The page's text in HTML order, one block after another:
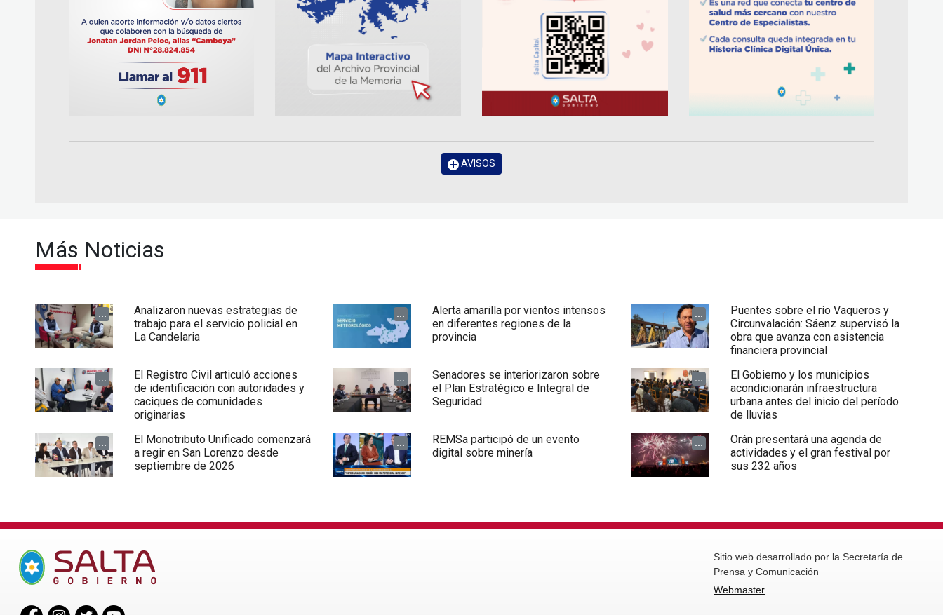
AVISOS
Más Noticias
...
Analizaron nuevas estrategias de
trabajo para el servicio policial en
La Candelaria
...
Alerta amarilla por vientos intensos
en diferentes regiones de la
provincia
...
Puentes sobre el río Vaqueros y
Circunvalación: Sáenz supervisó la
obra que avanza con asistencia
financiera provincial
...
El Registro Civil articuló acciones
de identificación con autoridades y
caciques de comunidades
originarias
...
Senadores se interiorizaron sobre
el Plan Estratégico e Integral de
Seguridad
...
El Gobierno y los municipios
acondicionarán infraestructura
urbana antes del inicio del período
de lluvias
...
El Monotributo Unificado comenzará
a regir en San Lorenzo desde
septiembre de 2026
...
REMSa participó de un evento
digital sobre minería
...
Orán presentará una agenda de
actividades y el gran festival por
sus 232 años
Sitio web desarrollado por la Secretaría de
Prensa y Comunicación
Webmaster